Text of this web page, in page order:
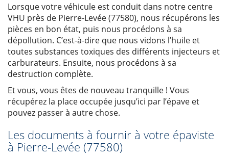
Lorsque votre véhicule est conduit dans notre centre
VHU près de Pierre-Levée (77580), nous récupérons les
pièces en bon état, puis nous procédons à sa
dépollution. C’est-à-dire que nous vidons l’huile et
toutes substances toxiques des différents injecteurs et
carburateurs. Ensuite, nous procédons à sa
destruction complète.
Et vous, vous êtes de nouveau tranquille ! Vous
récupérez la place occupée jusqu’ici par l’épave et
pouvez passer à autre chose.
Les documents à fournir à votre épaviste
à Pierre-Levée (77580)